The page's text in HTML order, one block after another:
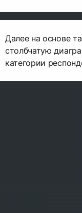
Далее на основе
столбчатую
категории